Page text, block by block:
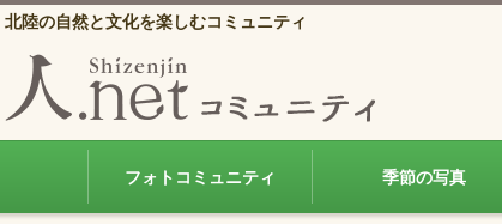
北陸の自然と文化を楽しむコミュニティ
フォトコミュニティ 季節の写真